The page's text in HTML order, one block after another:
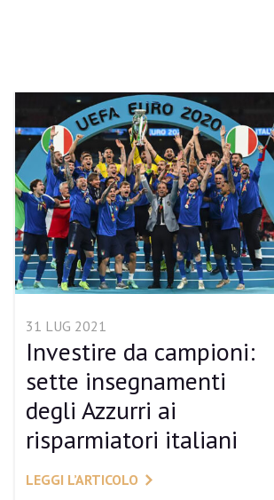
31 LUG 2021
Investire da campioni:
sette insegnamenti
degli Azzurri ai
risparmiatori italiani
LEGGI L’ARTICOLO